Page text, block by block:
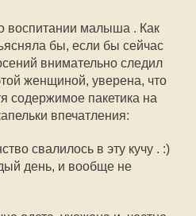
воспитании малыша . Как
бы, если бы сейчас
внимательно следил
женщиной, уверена, что
содержимое пакетика на
впечатления:
свалилось в эту кучу . :)
день, и вообще не